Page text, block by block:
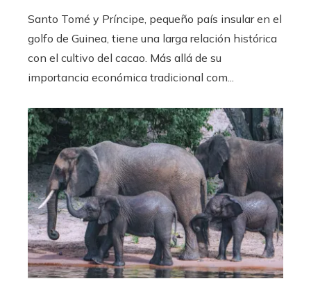
Santo Tomé y Príncipe, pequeño país insular en el
golfo de Guinea, tiene una larga relación histórica
con el cultivo del cacao. Más allá de su
importancia económica tradicional com...